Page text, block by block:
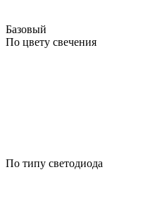
Базовый
По цвету свечения
По типу светодиода